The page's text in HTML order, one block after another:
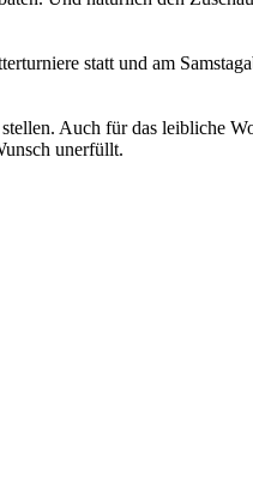
statt und am
Auch für das leibliche
unerfüllt.